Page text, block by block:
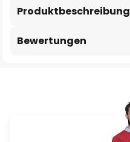
Produktbeschreibung
Bewertungen